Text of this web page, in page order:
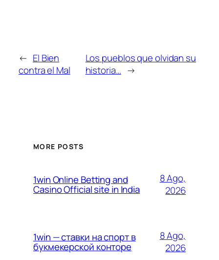
← El Bien
contra el Mal
Los pueblos que olvidan su
historia… →
MORE POSTS
1win Online Betting and
Casino Official site in India
8 Ago,
2026
1win — ставки на спорт в
букмекерской конторе
8 Ago,
2026